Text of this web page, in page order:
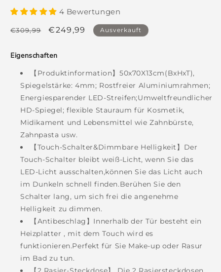
4 Bewertungen
Normaler
€309,99 Verkaufspreis
€249,99 Ausverkauft
Eigenschaften
【Produktinformation】50x70X13cm(BxHxT),
Spiegelstärke: 4mm; Rostfreier Aluminiumrahmen;
Energiesparender LED-Streifen;Umweltfreundlicher
HD-Spiegel; flexible Stauraum für Kosmetik,
Midikament und Lebensmittel wie Zahnbürste,
Zahnpasta usw.
【Touch-Schalter&Dimmbare Helligkeit】Der
Touch-Schalter bleibt weiß-Licht, wenn Sie das
LED-Licht ausschalten,können Sie das Licht auch
im Dunkeln schnell finden.Berühen Sie den
Schalter lang, um sich frei die angenehme
Helligkeit zu dimmen.
【Antibeschlag】Innerhalb der Tür besteht ein
Heizplatter , mit dem Touch wird es
funktionieren.Perfekt für Sie Make-up oder Rasur
im Bad zu tun.